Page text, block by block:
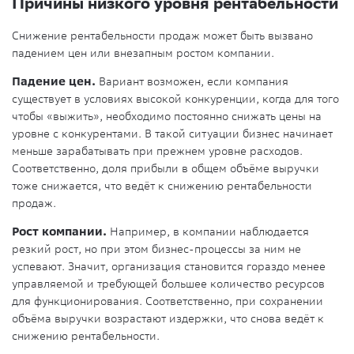
Снижение рентабельности продаж может быть вызвано
падением цен или внезапным ростом компании.
Падение цен. Вариант возможен, если компания
существует в условиях высокой конкуренции, когда для того
чтобы «выжить», необходимо постоянно снижать цены на
уровне с конкурентами. В такой ситуации бизнес начинает
меньше зарабатывать при прежнем уровне расходов.
Соответственно, доля прибыли в общем объёме выручки
тоже снижается, что ведёт к снижению рентабельности
продаж.
Рост компании. Например, в компании наблюдается
резкий рост, но при этом бизнес-процессы за ним не
успевают. Значит, организация становится гораздо менее
управляемой и требующей большее количество ресурсов
для функционирования. Соответственно, при сохранении
объёма выручки возрастают издержки, что снова ведёт к
снижению рентабельности.